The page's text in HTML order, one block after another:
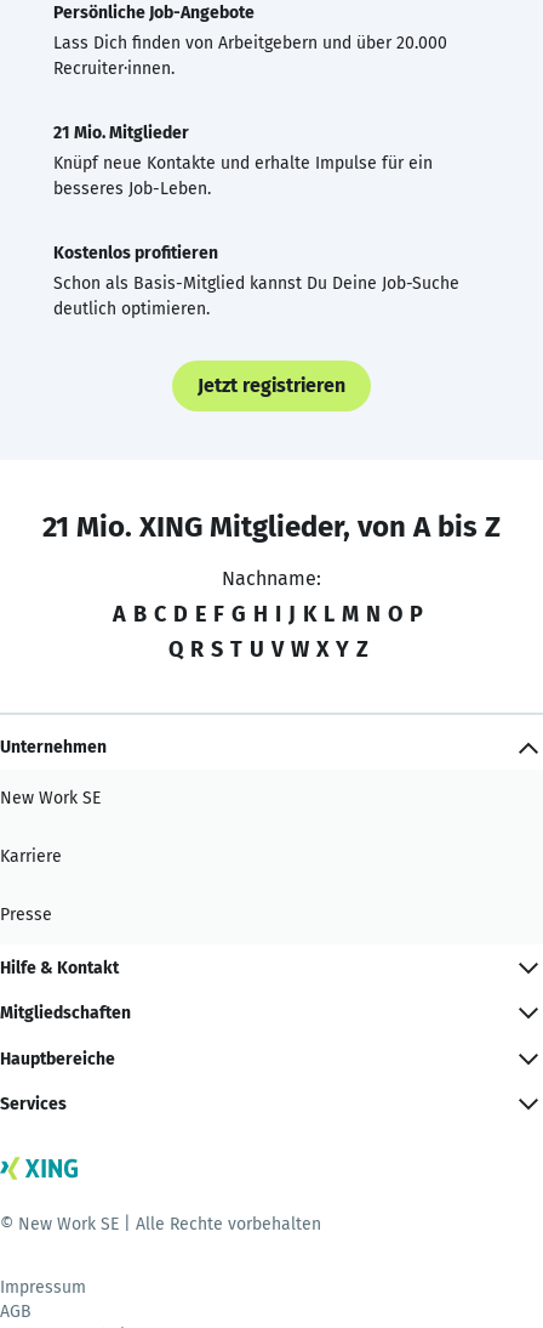
Persönliche Job-Angebote
Lass Dich finden von Arbeitgebern und über 20.000
Recruiter·innen.
21 Mio. Mitglieder
Knüpf neue Kontakte und erhalte Impulse für ein
besseres Job-Leben.
Kostenlos profitieren
Schon als Basis-Mitglied kannst Du Deine Job-Suche
deutlich optimieren.
Jetzt registrieren
21 Mio. XING Mitglieder, von A bis Z
Nachname:
A B C D E F G H I J K L M N O P
Q R S T U V W X Y Z
Unternehmen
New Work SE
Karriere
Presse
Hilfe & Kontakt
Mitgliedschaften
Hauptbereiche
Services
© New Work SE | Alle Rechte vorbehalten
Impressum
AGB